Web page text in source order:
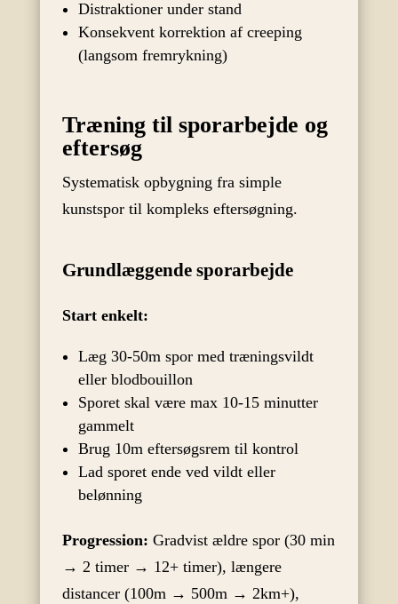
Distraktioner under stand
Konsekvent korrektion af creeping
(langsom fremrykning)
Træning til sporarbejde og
eftersøg
Systematisk opbygning fra simple
kunstspor til kompleks eftersøgning.
Grundlæggende sporarbejde
Start enkelt:
Læg 30-50m spor med træningsvildt
eller blodbouillon
Sporet skal være max 10-15 minutter
gammelt
Brug 10m eftersøgsrem til kontrol
Lad sporet ende ved vildt eller
belønning
Progression: Gradvist ældre spor (30 min
→ 2 timer → 12+ timer), længere
distancer (100m → 500m → 2km+),